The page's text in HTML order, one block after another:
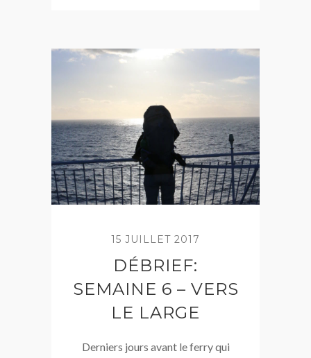
15 JUILLET 2017
DÉBRIEF:
SEMAINE 6 – VERS
LE LARGE
Derniers jours avant le ferry qui